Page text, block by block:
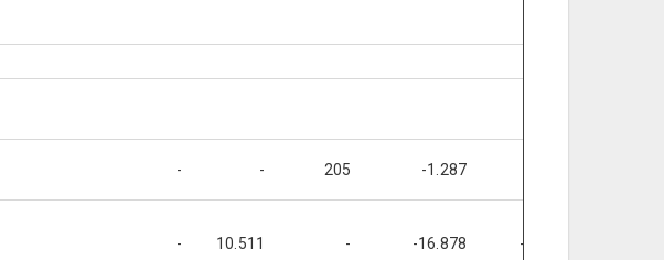
- - 205 -1.287
- 10.511 - -16.878 -205